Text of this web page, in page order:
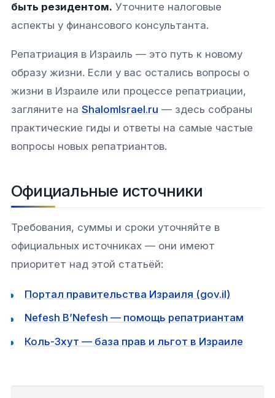
быть резидентом. Уточните налоговые
аспекты у финансового консультанта.
Репатриация в Израиль — это путь к новому
образу жизни. Если у вас остались вопросы о
жизни в Израиле или процессе репатриации,
загляните на ShalomIsrael.ru — здесь собраны
практические гиды и ответы на самые частые
вопросы новых репатриантов.
Официальные источники
Требования, суммы и сроки уточняйте в
официальных источниках — они имеют
приоритет над этой статьёй:
Портал правительства Израиля (gov.il)
Nefesh B’Nefesh — помощь репатриантам
Коль-Зхут — база прав и льгот в Израиле